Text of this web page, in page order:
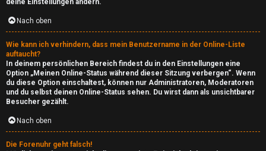
r
t
e
t
e
T
h
deine Einstellungen ändern.
Nach oben
Wie kann ich verhindern, dass mein Benutzername in der Online-Liste
auftaucht?
In deinem persönlichen Bereich findest du in den Einstellungen eine
Option „Meinen Online-Status während dieser Sitzung verbergen“. Wenn
du diese Option einschaltest, können nur Administratoren, Moderatoren
und du selbst deinen Online-Status sehen. Du wirst dann als unsichtbarer
Besucher gezählt.
Nach oben
Die Forenuhr geht falsch!
a
y
A
l
l
g
e